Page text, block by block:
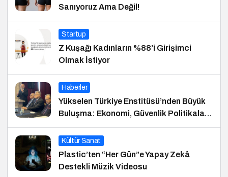
Sanıyoruz Ama Değil!
Startup
Z Kuşağı Kadınların %88’i Girişimci
Olmak İstiyor
Haberler
Yükselen Türkiye Enstitüsü’nden Büyük
Buluşma: Ekonomi, Güvenlik Politikaları
ve Hukuk Konferansı
Kültür Sanat
Plastic’ten “Her Gün”e Yapay Zekâ
Destekli Müzik Videosu